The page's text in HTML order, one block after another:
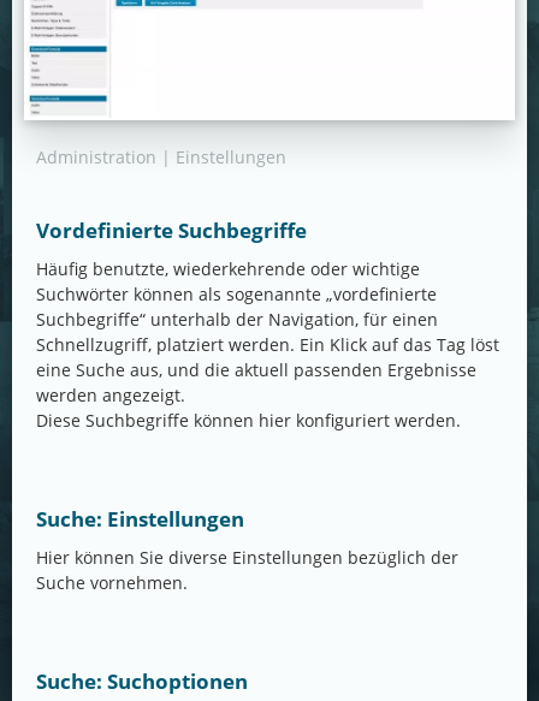
Administration | Einstellungen
Vordefinierte Suchbegriffe
Häufig benutzte, wiederkehrende oder wichtige
Suchwörter können als sogenannte „vordefinierte
Suchbegriffe“ unterhalb der Navigation, für einen
Schnellzugriff, platziert werden. Ein Klick auf das Tag löst
eine Suche aus, und die aktuell passenden Ergebnisse
werden angezeigt.
Diese Suchbegriffe können hier konfiguriert werden.
Suche: Einstellungen
Hier können Sie diverse Einstellungen bezüglich der
Suche vornehmen.
Suche: Suchoptionen